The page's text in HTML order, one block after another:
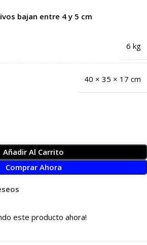
bajan entre 4 y 5 cm
6 kg
40 × 35 × 17 cm
Añadir Al Carrito
Comprar Ahora
este producto ahora!